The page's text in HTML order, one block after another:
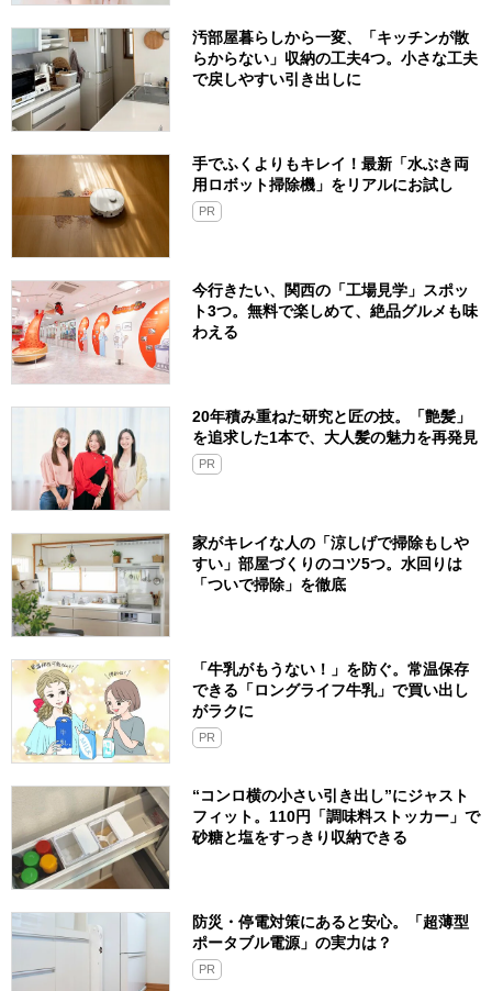
汚部屋暮らしから一変、「キッチンが散
らからない」収納の工夫4つ。小さな工夫
で戻しやすい引き出しに
手でふくよりもキレイ！最新「水ぶき両
用ロボット掃除機」をリアルにお試し
PR
今行きたい、関西の「工場見学」スポッ
ト3つ。無料で楽しめて、絶品グルメも味
わえる
20年積み重ねた研究と匠の技。「艶髪」
を追求した1本で、大人髪の魅力を再発見
PR
家がキレイな人の「涼しげで掃除もしや
すい」部屋づくりのコツ5つ。水回りは
「ついで掃除」を徹底
「牛乳がもうない！」を防ぐ。常温保存
できる「ロングライフ牛乳」で買い出し
がラクに
PR
“コンロ横の小さい引き出し”にジャスト
フィット。110円「調味料ストッカー」で
砂糖と塩をすっきり収納できる
防災・停電対策にあると安心。「超薄型
ポータブル電源」の実力は？​
PR